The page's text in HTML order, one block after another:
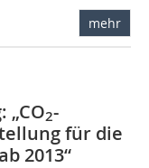
mehr
2-
für die
2013“